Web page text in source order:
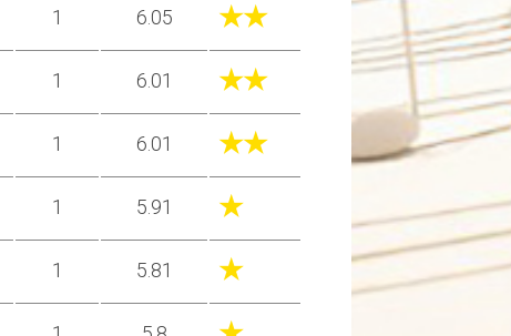
1 6.05 ★★
1 6.01 ★★
1 6.01 ★★
1 5.91 ★
1 5.81 ★